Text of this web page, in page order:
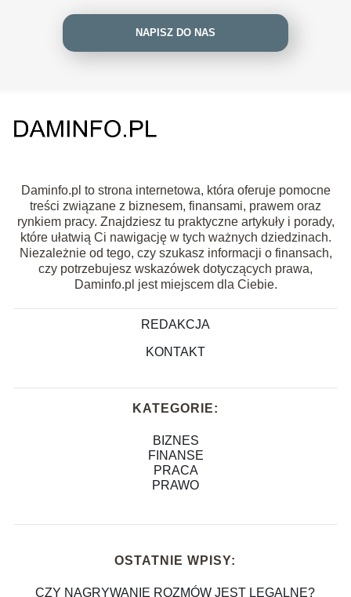
NAPISZ DO NAS
Daminfo.pl to strona internetowa, która oferuje pomocne
treści związane z biznesem, finansami, prawem oraz
rynkiem pracy. Znajdziesz tu praktyczne artykuły i porady,
które ułatwią Ci nawigację w tych ważnych dziedzinach.
Niezależnie od tego, czy szukasz informacji o finansach,
czy potrzebujesz wskazówek dotyczących prawa,
Daminfo.pl jest miejscem dla Ciebie.
REDAKCJA
KONTAKT
KATEGORIE:
BIZNES
FINANSE
PRACA
PRAWO
OSTATNIE WPISY:
CZY NAGRYWANIE ROZMÓW JEST LEGALNE?